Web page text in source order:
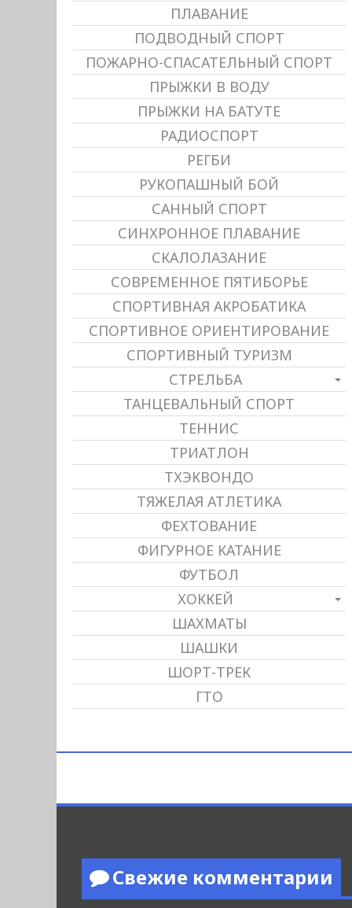
ПЛАВАНИЕ
ПОДВОДНЫЙ СПОРТ
ПОЖАРНО-СПАСАТЕЛЬНЫЙ СПОРТ
ПРЫЖКИ В ВОДУ
ПРЫЖКИ НА БАТУТЕ
РАДИОСПОРТ
РЕГБИ
РУКОПАШНЫЙ БОЙ
САННЫЙ СПОРТ
СИНХРОННОЕ ПЛАВАНИЕ
СКАЛОЛАЗАНИЕ
СОВРЕМЕННОЕ ПЯТИБОРЬЕ
СПОРТИВНАЯ АКРОБАТИКА
СПОРТИВНОЕ ОРИЕНТИРОВАНИЕ
СПОРТИВНЫЙ ТУРИЗМ
СТРЕЛЬБА
ТАНЦЕВАЛЬНЫЙ СПОРТ
ТЕННИС
ТРИАТЛОН
ТХЭКВОНДО
ТЯЖЕЛАЯ АТЛЕТИКА
ФЕХТОВАНИЕ
ФИГУРНОЕ КАТАНИЕ
ФУТБОЛ
ХОККЕЙ
ШАХМАТЫ
ШАШКИ
ШОРТ-ТРЕК
ГТО
Свежие комментарии